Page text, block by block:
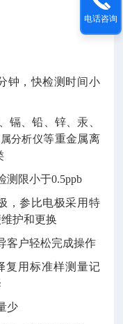
钟，快检测时间小
镉、铅、锌、汞、
分析仪等重金属离
测限小于0.5ppb
，参比电极采用特
护和更换
客户轻松完成操作
复用标准样测量记
少
电话咨询